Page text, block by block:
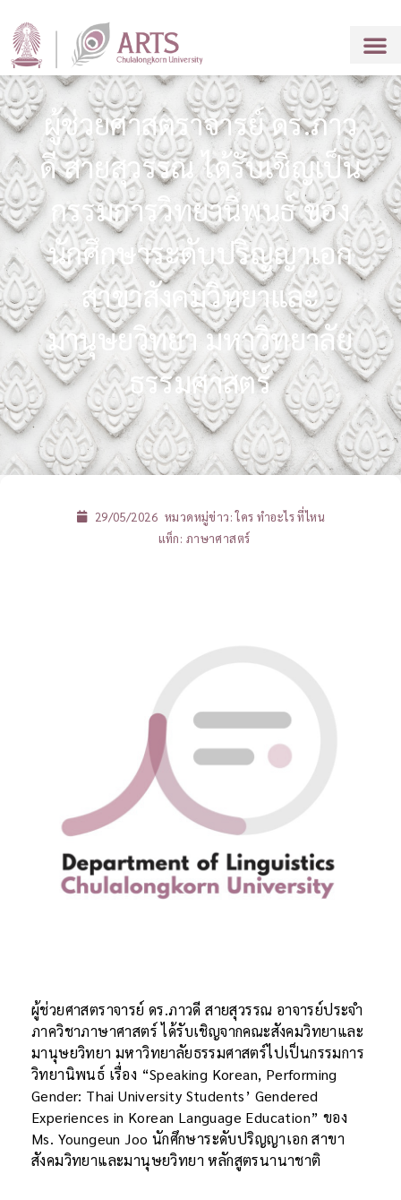
ผู้ช่วยศาสตราจารย์ ดร.ภาว
ดี สายสุวรรณ ได้รับเชิญเป็น
กรรมการวิทยานิพนธ์ ของ
นักศึกษาระดับปริญญาเอก
สาขาสังคมวิทยาและ
มานุษยวิทยา มหาวิทยาลัย
ธรรมศาสตร์
29/05/2026 หมวดหมู่ข่าว:ใคร ทำอะไร ที่ไหน
แท็ก: ภาษาศาสตร์
ผู้ช่วยศาสตราจารย์ ดร.ภาวดี สายสุวรรณ อาจารย์ประจำ
ภาควิชาภาษาศาสตร์ ได้รับเชิญจากคณะสังคมวิทยาและ
มานุษยวิทยา มหาวิทยาลัยธรรมศาสตร์ไปเป็นกรรมการ
วิทยานิพนธ์ เรื่อง “Speaking Korean, Performing
Gender: Thai University Students’ Gendered
Experiences in Korean Language Education” ของ
Ms. Youngeun Joo นักศึกษาระดับปริญญาเอก สาขา
สังคมวิทยาและมานุษยวิทยา หลักสูตรนานาชาติ